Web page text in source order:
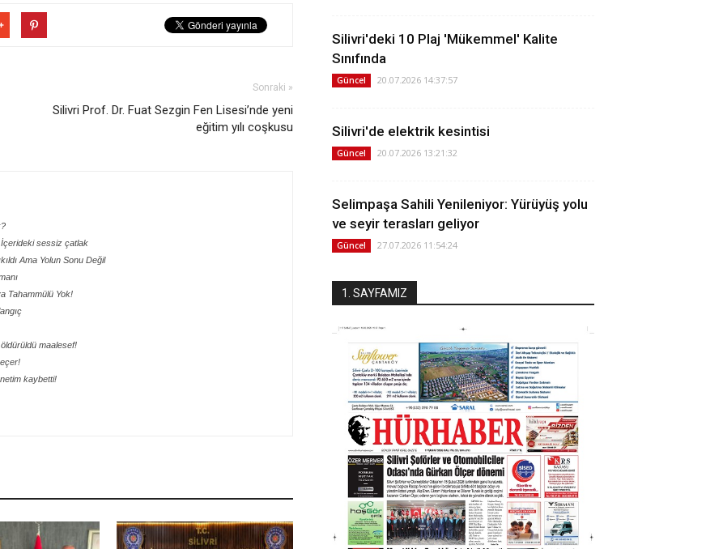
Sonraki »
Silivri Prof. Dr. Fuat Sezgin Fen Lisesi’nde yeni
eğitim yılı coşkusu
İçerideki sessiz çatlak
Ama Yolun Sonu Değil
Tahammülü Yok!
maalesef!
kaybetti!
Silivri'deki 10 Plaj 'Mükemmel' Kalite
Sınıfında
Güncel 20.07.2026 14:37:57
Silivri'de elektrik kesintisi
Güncel 20.07.2026 13:21:32
Selimpaşa Sahili Yenileniyor: Yürüyüş yolu
ve seyir terasları geliyor
Güncel 27.07.2026 11:54:24
1. SAYFAMIZ